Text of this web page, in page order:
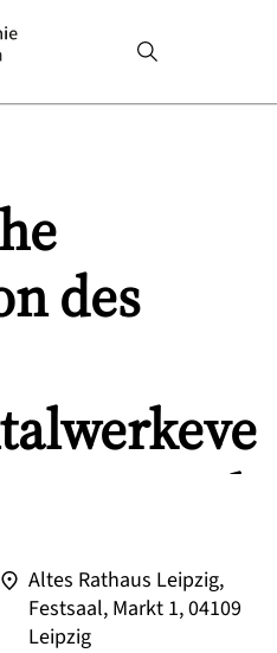
des
von Carl
Bach
Altes Rathaus Leipzig,
Festsaal, Markt 1, 04109
Leipzig